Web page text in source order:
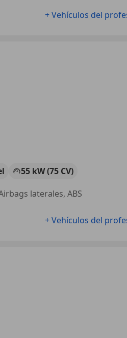
+ Vehículos del
55 kW (75 CV)
laterales, ABS
+ Vehículos del